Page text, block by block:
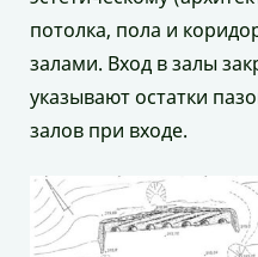
потолка, пола и
залами. Вход в залы
указывают остатки
залов при входе.